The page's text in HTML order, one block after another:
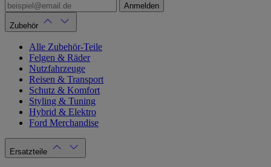
Anmelden
Zubehör
Alle Zubehör-Teile
Felgen & Räder
Nutzfahrzeuge
Reisen & Transport
Schutz & Komfort
Styling & Tuning
Hybrid & Elektro
Ford Merchandise
Ersatzteile